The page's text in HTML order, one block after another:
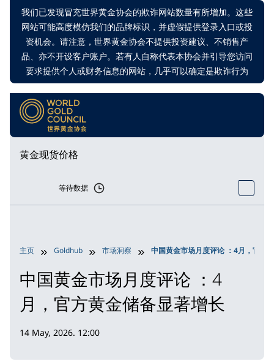
我们已发现冒充世界黄金协会的欺诈网站数量有所增加。这些
网站可能高度模仿我们的品牌标识，并虚假提供登录入口或投
资机会。请注意，世界黄金协会不提供投资建议、不销售产
品、亦不开设客户账户。若有人自称代表本协会并引导您访问
要求提供个人或财务信息的网站，几乎可以确定是欺诈行为
黄金现货价格
等待数据
主页 Goldhub 市场洞察 中国黄金市场月度评论 ：4月，官方
中国黄金市场月度评论 ：4
月，官方黄金储备显著增长
14 May, 2026. 12:00